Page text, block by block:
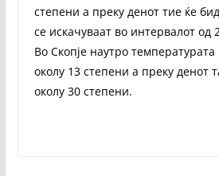
степени а преку денот тие ќе
се искачуваат во интервалот од
Во Скопје наутро
околу 13 степени а преку денот
околу 30 степени.